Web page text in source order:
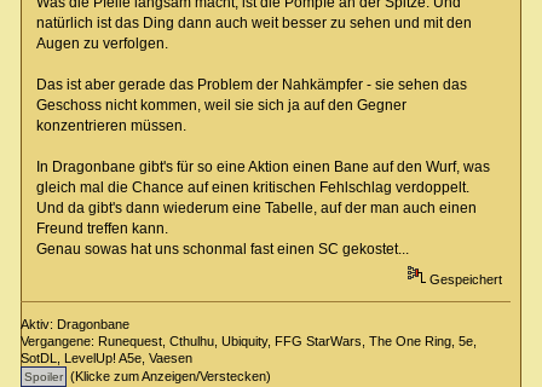
natürlich ist das Ding dann auch weit besser zu sehen und mit den
Augen zu verfolgen.
Das ist aber gerade das Problem der Nahkämpfer - sie sehen das
Geschoss nicht kommen, weil sie sich ja auf den Gegner
konzentrieren müssen.
In Dragonbane gibt's für so eine Aktion einen Bane auf den Wurf, was
gleich mal die Chance auf einen kritischen Fehlschlag verdoppelt.
Und da gibt's dann wiederum eine Tabelle, auf der man auch einen
Freund treffen kann.
Genau sowas hat uns schonmal fast einen SC gekostet...
Gespeichert
Aktiv: Dragonbane
Vergangene: Runequest, Cthulhu, Ubiquity, FFG StarWars, The One Ring, 5e,
SotDL, LevelUp! A5e, Vaesen
(Klicke zum Anzeigen/Verstecken)